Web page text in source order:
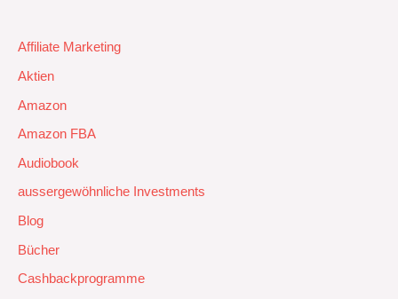
Affiliate Marketing
Aktien
Amazon
Amazon FBA
Audiobook
aussergewöhnliche Investments
Blog
Bücher
Cashbackprogramme